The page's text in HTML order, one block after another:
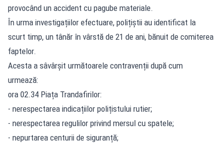
provocând un accident cu pagube materiale.
În urma investigațiilor efectuare, polițiștii au identificat la
scurt timp, un tânăr în vârstă de 21 de ani, bănuit de comiterea
faptelor.
Acesta a sâvârșit următoarele contravenții după cum
urmează:
ora 02.34 Piața Trandafirilor:
- nerespectarea indicațiilor polițistului rutier;
- nerespectarea regulilor privind mersul cu spatele;
- nepurtarea centurii de siguranță;